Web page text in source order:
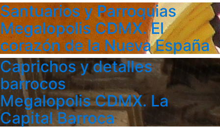
Santuarios y Parroquias
Megalopolis CDMX. El
corazón de la Nueva España
Caprichos y detalles
barrocos
Megalopolis CDMX. La
Capital Barroca